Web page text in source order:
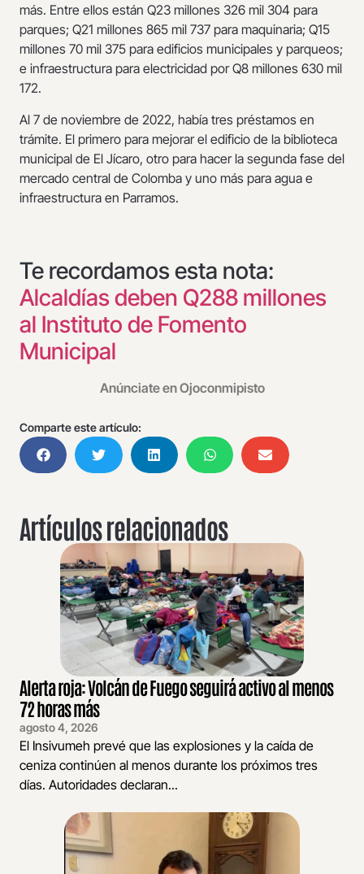
más. Entre ellos están Q23 millones 326 mil 304 para
parques; Q21 millones 865 mil 737 para maquinaria; Q15
millones 70 mil 375 para edificios municipales y parqueos;
e infraestructura para electricidad por Q8 millones 630 mil
172.
Al 7 de noviembre de 2022, había tres préstamos en
trámite. El primero para mejorar el edificio de la biblioteca
municipal de El Jícaro, otro para hacer la segunda fase del
mercado central de Colomba y uno más para agua e
infraestructura en Parramos.
Te recordamos esta nota:
Alcaldías deben Q288 millones
al Instituto de Fomento
Municipal
Anúnciate en Ojoconmipisto
Comparte este artículo:
Artículos relacionados
Alerta roja: Volcán de Fuego seguirá activo al menos
72 horas más
agosto 4, 2026
El Insivumeh prevé que las explosiones y la caída de
ceniza continúen al menos durante los próximos tres
días. Autoridades declaran...